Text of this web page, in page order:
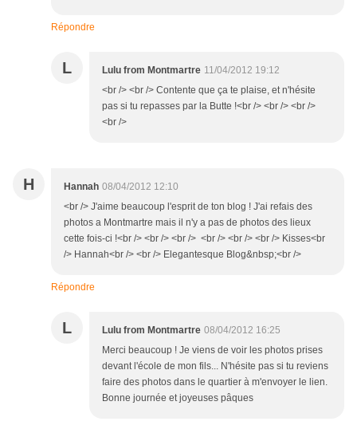
Répondre
L Lulu from Montmartre 11/04/2012 19:12
<br /> <br /> Contente que ça te plaise, et n'hésite
pas si tu repasses par la Butte !<br /> <br /> <br />
<br />
H Hannah 08/04/2012 12:10
<br /> J'aime beaucoup l'esprit de ton blog ! J'ai refais des
photos a Montmartre mais il n'y a pas de photos des lieux
cette fois-ci !<br /> <br /> <br /> <br /> <br /> <br /> Kisses<br
/> Hannah<br /> <br /> Elegantesque Blog&nbsp;<br />
Répondre
L Lulu from Montmartre 08/04/2012 16:25
Merci beaucoup ! Je viens de voir les photos prises
devant l'école de mon fils... N'hésite pas si tu reviens
faire des photos dans le quartier à m'envoyer le lien.
Bonne journée et joyeuses pâques